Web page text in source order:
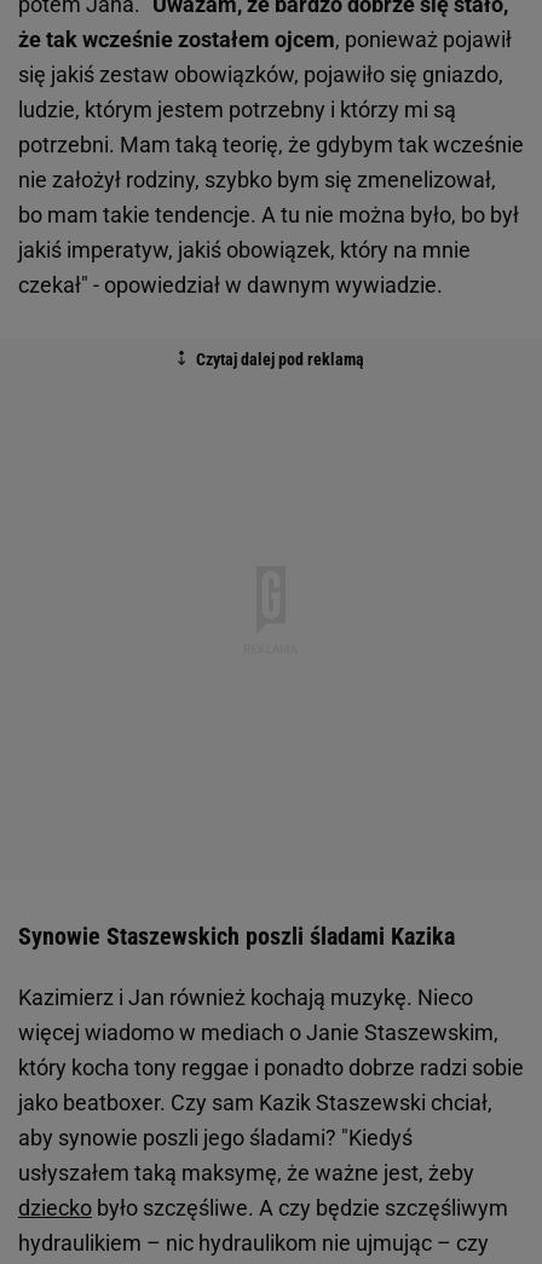
że tak wcześnie zostałem ojcem, ponieważ pojawił
się jakiś zestaw obowiązków, pojawiło się gniazdo,
ludzie, którym jestem potrzebny i którzy mi są
potrzebni. Mam taką teorię, że gdybym tak wcześnie
nie założył rodziny, szybko bym się zmenelizował,
bo mam takie tendencje. A tu nie można było, bo był
jakiś imperatyw, jakiś obowiązek, który na mnie
czekał" - opowiedział w dawnym wywiadzie.
Synowie Staszewskich poszli śladami Kazika
Kazimierz i Jan również kochają muzykę. Nieco
więcej wiadomo w mediach o Janie Staszewskim,
który kocha tony reggae i ponadto dobrze radzi sobie
jako beatboxer. Czy sam Kazik Staszewski chciał,
aby synowie poszli jego śladami? "Kiedyś
usłyszałem taką maksymę, że ważne jest, żeby
dziecko było szczęśliwe. A czy będzie szczęśliwym
hydraulikiem – nic hydraulikom nie ujmując – czy